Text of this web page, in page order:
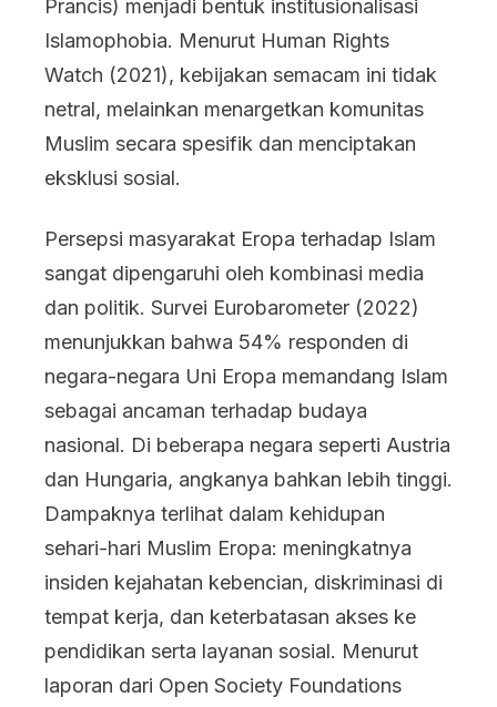
Prancis) menjadi bentuk institusionalisasi
Islamophobia. Menurut Human Rights
Watch (2021), kebijakan semacam ini tidak
netral, melainkan menargetkan komunitas
Muslim secara spesifik dan menciptakan
eksklusi sosial.
Persepsi masyarakat Eropa terhadap Islam
sangat dipengaruhi oleh kombinasi media
dan politik. Survei Eurobarometer (2022)
menunjukkan bahwa 54% responden di
negara-negara Uni Eropa memandang Islam
sebagai ancaman terhadap budaya
nasional. Di beberapa negara seperti Austria
dan Hungaria, angkanya bahkan lebih tinggi.
Dampaknya terlihat dalam kehidupan
sehari-hari Muslim Eropa: meningkatnya
insiden kejahatan kebencian, diskriminasi di
tempat kerja, dan keterbatasan akses ke
pendidikan serta layanan sosial. Menurut
laporan dari Open Society Foundations